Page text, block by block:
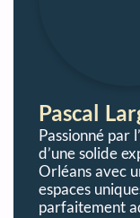
Pascal
Passionné par
d’une solide
Orléans avec
espaces
parfaitement